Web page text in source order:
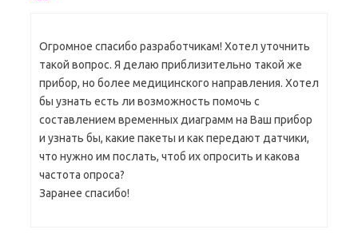
Огромное спасибо разработчикам! Хотел уточнить
такой вопрос. Я делаю приблизительно такой же
прибор, но более медицинского направления. Хотел
бы узнать есть ли возможность помочь с
составлением временных диаграмм на Ваш прибор
и узнать бы, какие пакеты и как передают датчики,
что нужно им послать, чтоб их опросить и какова
частота опроса?
Заранее спасибо!